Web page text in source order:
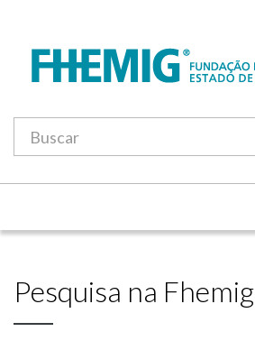
Pesquisa na Fhemig